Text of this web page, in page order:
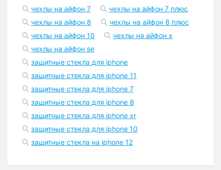
чехлы на айфон 7
чехлы на айфон 7 плюс
чехлы на айфон 8
чехлы на айфон 8 плюс
чехлы на айфон 10
чехлы на айфон x
чехлы на айфон se
защитные стекла для iphone
защитные стекла для iphone 11
защитные стекла для iphone 7
защитные стекла для iphone 8
защитные стекла для iphone xr
защитные стекла для iphone 10
защитные стекла на iphone 12